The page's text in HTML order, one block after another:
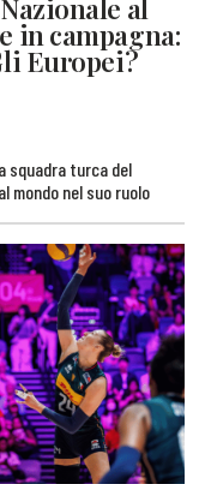
al
in campagna:
Europei?
squadra turca del
mondo nel suo ruolo